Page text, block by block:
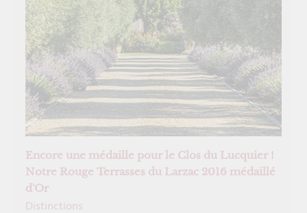
Encore une médaille pour le Clos du Lucquier !
Notre Rouge Terrasses du Larzac 2016 médaillé
d'Or
Distinctions